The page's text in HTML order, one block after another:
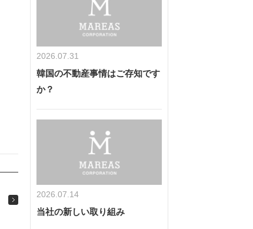
2026.07.31
韓国の不動産事情はご存知です
か？
2026.07.14
当社の新しい取り組み